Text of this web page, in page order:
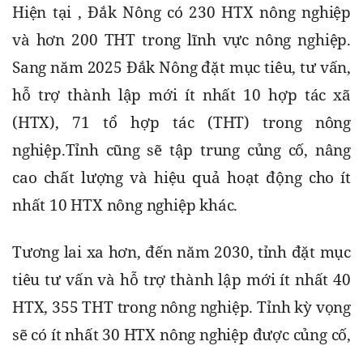
Hiện tại , Đắk Nông có 230 HTX nông nghiệp
và hơn 200 THT trong lĩnh vực nông nghiệp.
Sang năm 2025 Đắk Nông đặt mục tiêu, tư vấn,
hỗ trợ thành lập mới ít nhất 10 hợp tác xã
(HTX), 71 tổ hợp tác (THT) trong nông
nghiệp.Tỉnh cũng sẽ tập trung củng cố, nâng
cao chất lượng và hiệu quả hoạt động cho ít
nhất 10 HTX nông nghiệp khác.
Tương lai xa hơn, đến năm 2030, tỉnh đặt mục
tiêu tư vấn và hỗ trợ thành lập mới ít nhất 40
HTX, 355 THT trong nông nghiệp. Tỉnh kỳ vọng
sẽ có ít nhất 30 HTX nông nghiệp được củng cố,